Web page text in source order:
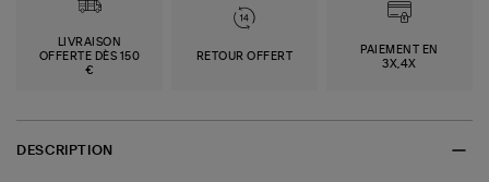
LIVRAISON
OFFERTE DÈS 150
€
RETOUR OFFERT
PAIEMENT EN
3X,4X
DESCRIPTION